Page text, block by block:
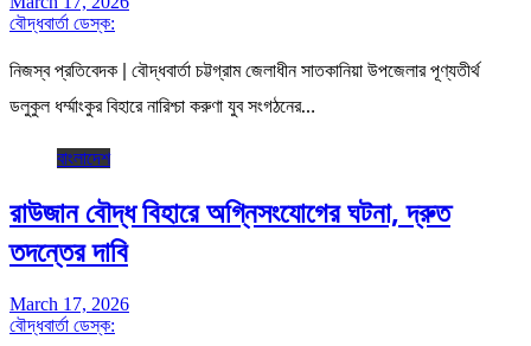
বৌদ্ধবার্তা ডেস্ক:
নিজস্ব প্রতিবেদক | বৌদ্ধবার্তা চট্টগ্রাম জেলাধীন সাতকানিয়া উপজেলার পূণ্যতীর্থ
ডলুকুল ধর্ম্মাংকুর বিহারে নারিশ্চা করুণা যুব সংগঠনের…
বাংলাদেশ
রাউজান বৌদ্ধ বিহারে অগ্নিসংযোগের ঘটনা, দ্রুত
তদন্তের দাবি
March 17, 2026
বৌদ্ধবার্তা ডেস্ক: